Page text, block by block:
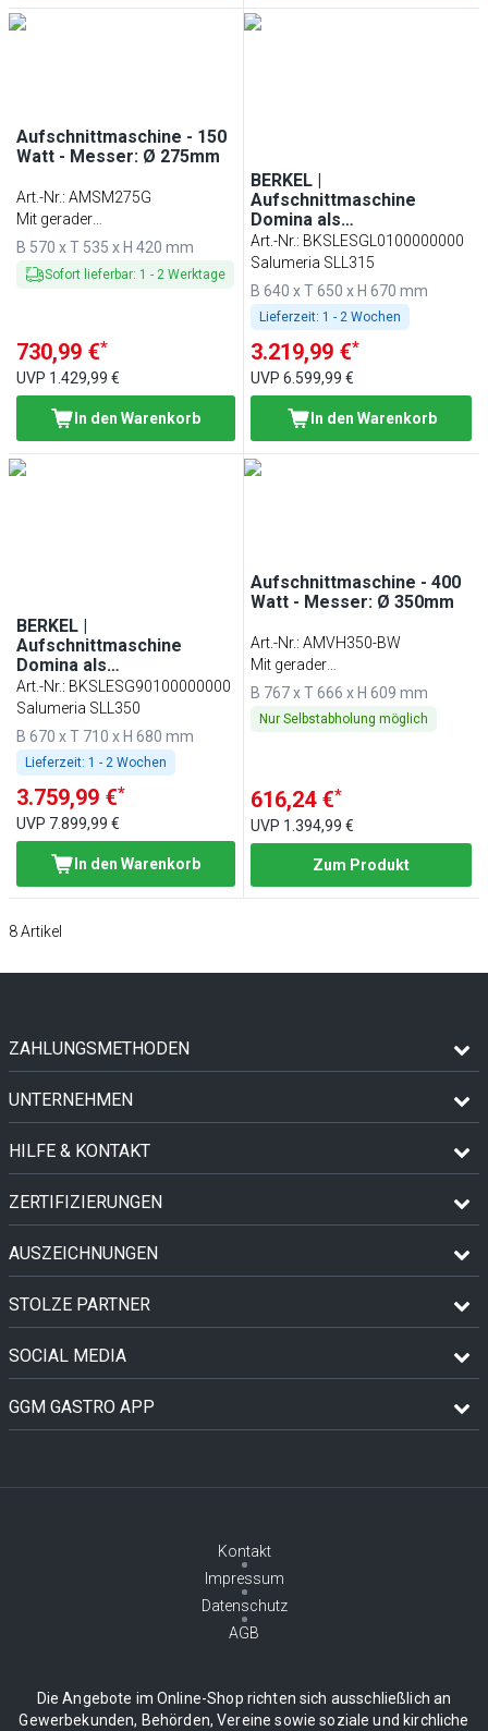
Aufschnittmaschine - 150
Watt - Messer: Ø 275mm
Art.-Nr.: AMSM275G
Mit gerader
Schneidevorrichtung
B 570 x T 535 x H 420 mm
Sofort lieferbar: 1 - 2 Werktage
730,99 €*
UVP 1.429,99 €
In den Warenkorb
BERKEL |
Aufschnittmaschine
Domina als
Senkrechtschneider - 300
Watt - Messer: Ø 315mm -
Art.-Nr.: BKSLESGL0100000000
Salumeria SLL315
B 640 x T 650 x H 670 mm
Lieferzeit: 1 - 2 Wochen
3.219,99 €*
UVP6.599,99 €
In den Warenkorb
BERKEL |
Aufschnittmaschine
Domina als
Senkrechtschneider - 300
Watt - Messer: Ø 350mm -
Art.-Nr.: BKSLESG90100000000
Salumeria SLL350
B 670 x T 710 x H 680 mm
Lieferzeit: 1 - 2 Wochen
3.759,99 €*
UVP 7.899,99 €
In den Warenkorb
Aufschnittmaschine - 400
Watt - Messer: Ø 350mm
Art.-Nr.:AMVH350-BW
Mit gerader
Schneidevorrichtung
B 767 x T 666 x H 609 mm
Nur Selbstabholung möglich
616,24 €*
UVP 1.394,99 €
Zum Produkt
8Artikel
ZAHLUNGSMETHODEN
UNTERNEHMEN
HILFE & KONTAKT
ZERTIFIZIERUNGEN
AUSZEICHNUNGEN
STOLZE PARTNER
SOCIAL MEDIA
GGM GASTRO APP
Kontakt
Impressum
Datenschutz
AGB
Die Angebote im Online-Shop richten sich ausschließlich an
Gewerbekunden, Behörden, Vereine sowie soziale und kirchliche